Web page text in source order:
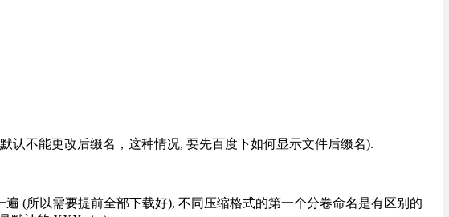
认不能更改后缀名，这种情况, 要先百度下如何显示文件后缀名).
(所以需要提前全部下载好), 不同压缩格式的第一个分卷命名是有区别的